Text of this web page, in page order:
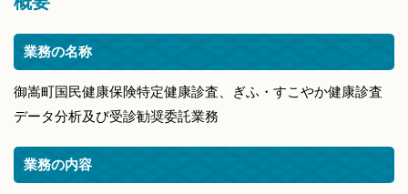
業務の名称
御嵩町国民健康保険特定健康診査、ぎふ・すこやか健康診査
データ分析及び受診勧奨委託業務
業務の内容